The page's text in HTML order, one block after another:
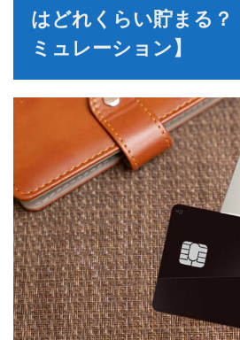
はどれくらい貯まる？
ミュレーション】